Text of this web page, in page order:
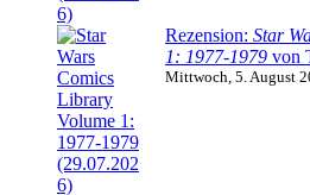
Rezension: Star
1: 1977-1979 von
Mittwoch, 5. August